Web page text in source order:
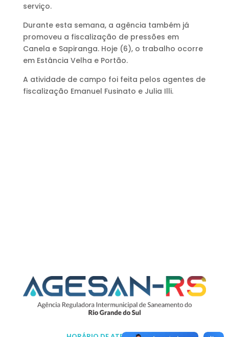
serviço.
Durante esta semana, a agência também já
promoveu a fiscalização de pressões em
Canela e Sapiranga. Hoje (6), o trabalho ocorre
em Estância Velha e Portão.
A atividade de campo foi feita pelos agentes de
fiscalização Emanuel Fusinato e Julia Illi.